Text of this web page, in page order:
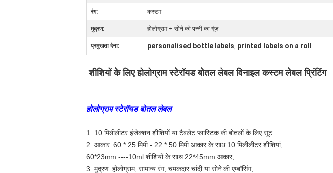
रंग: कस्टम
मुद्रण: होलोग्राम + सोने की पन्नी का गूंज
प्रमुखता देना: personalised bottle labels, printed labels on a roll
शीशियों के लिए होलोग्राम स्टेरॉयड बोतल लेबल विनाइल कस्टम लेबल प्रिंटिंग
होलोग्राम स्टेरॉयड बोतल लेबल
1. 10 मिलीलीटर इंजेक्शन शीशियों या टैबलेट प्लास्टिक की बोतलों के लिए सूट
2. आकार: 60 * 25 मिमी - 22 * ​​50 मिमी आकार के साथ 10 मिलीलीटर शीशियां;
60*23mm ----10ml शीशियों के साथ 22*45mm आकार;
3. मुद्रण: होलोग्राम, सामान्य रंग, चमकदार चांदी या सोने की एम्बॉसिंग;